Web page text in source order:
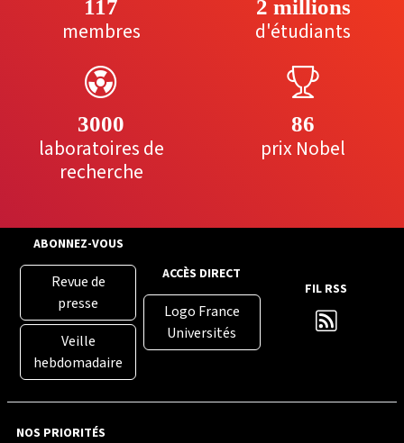
117
membres
2 millions
d'étudiants
3000
laboratoires de
recherche
86
prix Nobel
ABONNEZ-VOUS
Revue de
presse
Veille
hebdomadaire
ACCÈS DIRECT
Logo France
Universités
FIL RSS
NOS PRIORITÉS